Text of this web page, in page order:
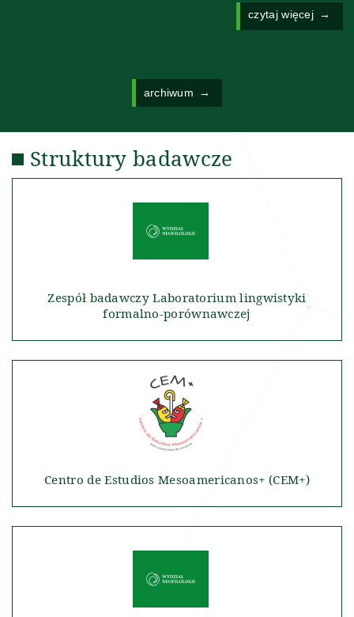
czytaj więcej
archiwum
Struktury badawcze
Zespół badawczy Laboratorium lingwistyki
formalno-porównawczej
Centro de Estudios Mesoamericanos+ (CEM+)